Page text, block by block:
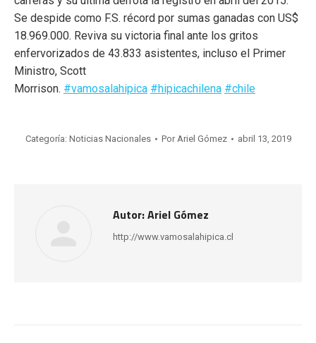
Se despide como F.S. récord por sumas ganadas con US$
18.969.000. Reviva su victoria final ante los gritos
enfervorizados de 43.833 asistentes, incluso el Primer
Ministro, Scott
Morrison. #vamosalahipica #hipicachilena #chile
Categoría: Noticias Nacionales PorAriel Gómez abril 13, 2019
Autor:Ariel Gómez
http://www.vamosalahipica.cl